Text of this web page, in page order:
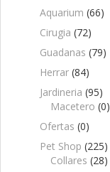
Aquarium (66)
Cirugia (72)
Guadanas (79)
Herrar (84)
Jardineria (95)
Macetero (0)
Ofertas (0)
Pet Shop (225)
Collares (28)